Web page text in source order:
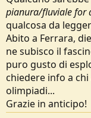
pianura/fluviale for
qualcosa da
Abito a Ferrara,
ne subisco il
puro gusto di
chiedere info a
olimpiadi...
Grazie in anticipo!